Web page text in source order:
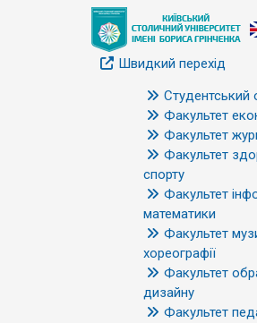
Швидкий перехід
Студентський
Факультет
Факультет
Факультет
спорту
Факультет
математики
Факультет
хореографії
Факультет
дизайну
Факультет